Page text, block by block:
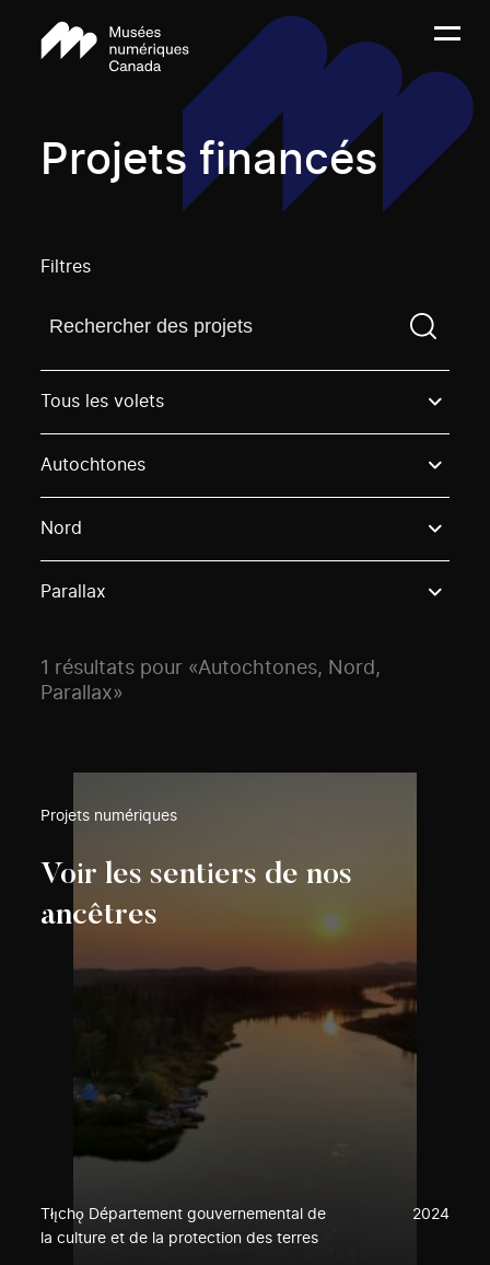
Projets financés
Filtres
Trouvez un projetVous devez saisir un terme de
Tous les volets
Autochtones
Nord
Parallax
1 résultats pour «Autochtones, Nord,
Parallax»
Projets numériques
Voir les sentiers de nos
ancêtres
Tłı̨chǫ Département gouvernemental de
la culture et de la protection des terres
2024